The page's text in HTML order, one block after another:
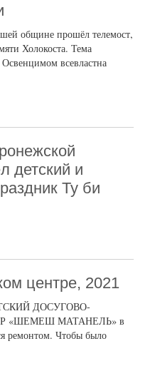
общине прошёл телемост,
Холокоста. Тема
всевластна
детский и
Ту би
центре, 2021
ДОСУГОВО-
«ШЕМЕШ МАТАНЕЛЬ» в
ремонтом. Чтобы было